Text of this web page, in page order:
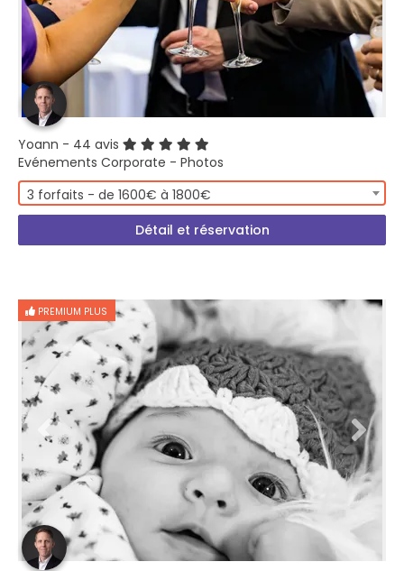
Yoann - 44 avis
Evénements Corporate - Photos
3 forfaits - de 1600€ à 1800€
Détail et réservation
PREMIUM PLUS